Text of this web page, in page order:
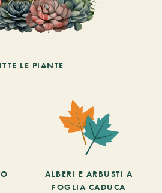
LE PIANTE
ALBERI E ARBUSTI A
FOGLIA CADUCA